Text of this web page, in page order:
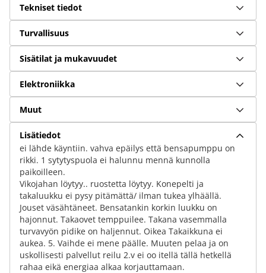
Tekniset tiedot
Turvallisuus
Sisätilat ja mukavuudet
Elektroniikka
Muut
Lisätiedot
ei lähde käyntiin. vahva epäilys että bensapumppu on
rikki. 1 sytytyspuola ei halunnu mennä kunnolla
paikoilleen.
Vikojahan löytyy.. ruostetta löytyy. Konepelti ja
takaluukku ei pysy pitämättä/ ilman tukea ylhäällä.
Jouset väsähtäneet. Bensatankin korkin luukku on
hajonnut. Takaovet temppuilee. Takana vasemmalla
turvavyön pidike on haljennut. Oikea Takaikkuna ei
aukea. 5. Vaihde ei mene päälle. Muuten pelaa ja on
uskollisesti palvellut reilu 2.v ei oo itellä tällä hetkellä
rahaa eikä energiaa alkaa korjauttamaan.